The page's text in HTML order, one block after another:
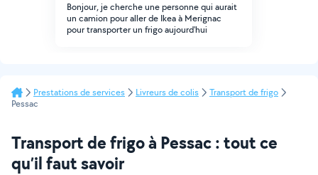
Bonjour, je cherche une personne qui aurait
un camion pour aller de Ikea à Merignac
pour transporter un frigo aujourd'hui
Prestations de services Livreurs de colis
Transport de frigo
Pessac
Transport de frigo à Pessac : tout ce
qu’il faut savoir